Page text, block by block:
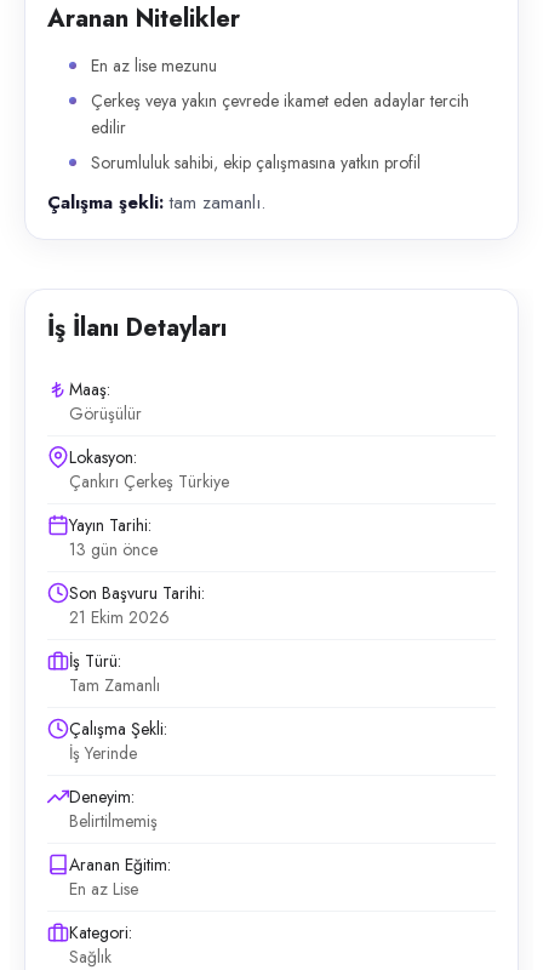
Aranan Nitelikler
En az lise mezunu
Çerkeş veya yakın çevrede ikamet eden adaylar tercih
edilir
Sorumluluk sahibi, ekip çalışmasına yatkın profil
Çalışma şekli:tam zamanlı.
İş İlanı Detayları
Maaş:
Görüşülür
Lokasyon:
Çankırı Çerkeş Türkiye
Yayın Tarihi:
13 gün önce
Son Başvuru Tarihi:
21 Ekim 2026
İş Türü:
Tam Zamanlı
Çalışma Şekli:
İş Yerinde
Deneyim:
Belirtilmemiş
Aranan Eğitim:
En az Lise
Kategori:
Sağlık